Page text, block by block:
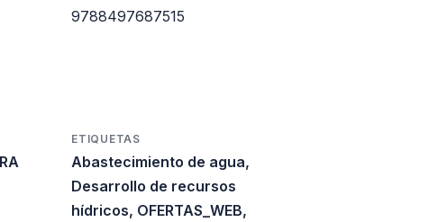
9788497687515
ETIQUETAS
Abastecimiento de agua,
Desarrollo de recursos
hídricos, OFERTAS_WEB,